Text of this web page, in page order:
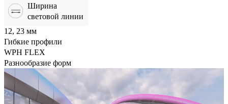
Ширина
световой линии
12, 23 мм
Гибкие профили
WPH FLEX
Разнообразие форм